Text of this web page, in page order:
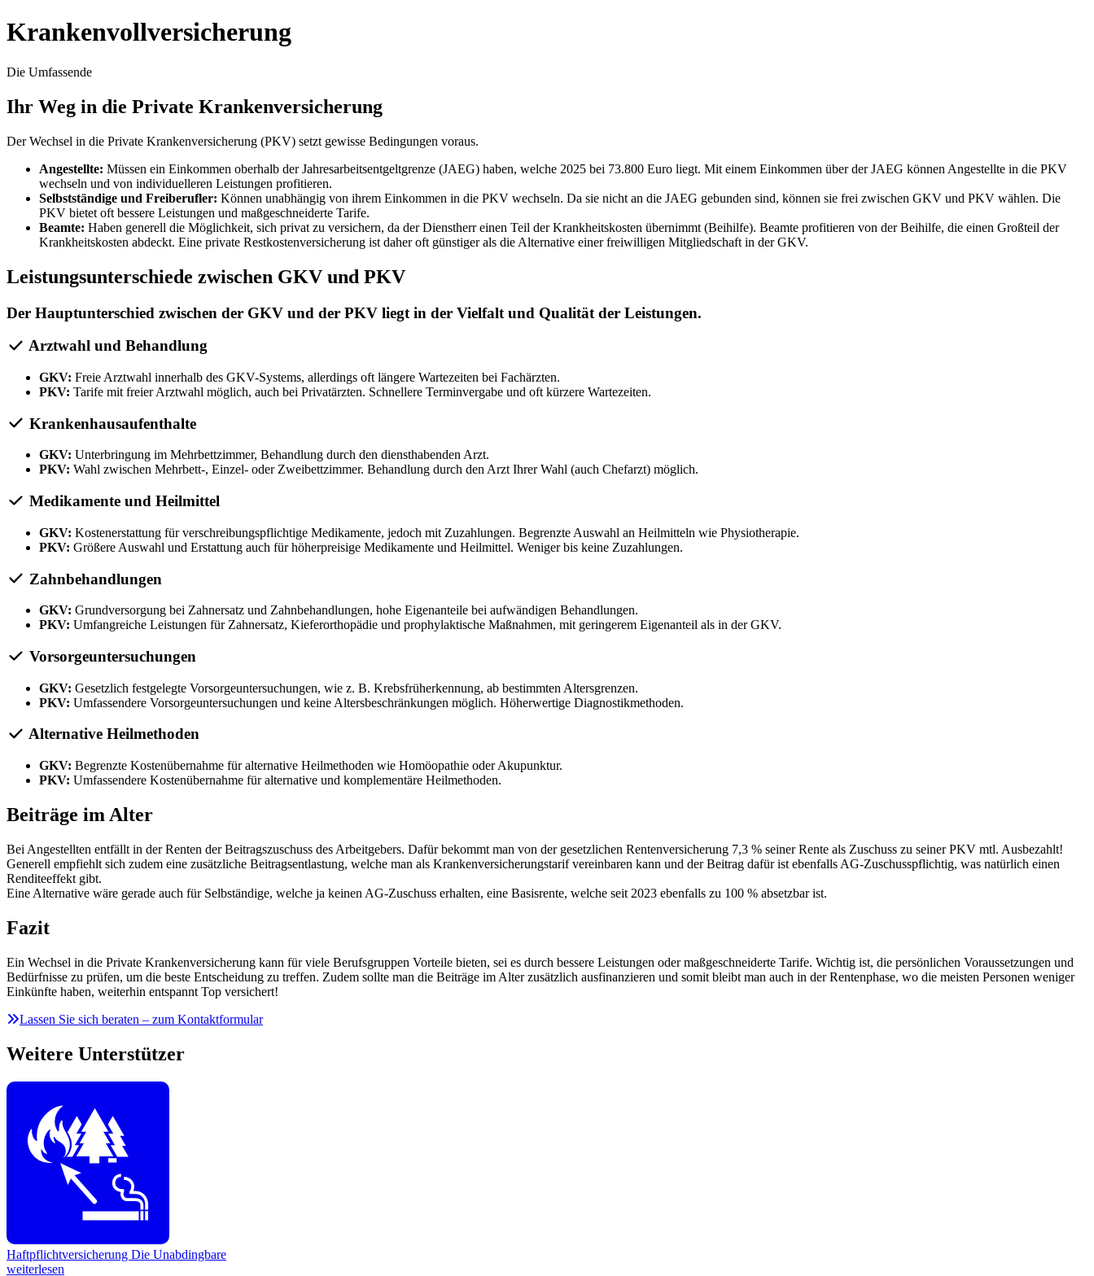
Krankenvollversicherung
Die Umfassende
Ihr Weg in die Private Krankenversicherung
Der Wechsel in die Private Krankenversicherung (PKV) setzt gewisse Bedingungen voraus.
Angestellte: Müssen ein Einkommen oberhalb der Jahresarbeitsentgeltgrenze (JAEG) haben, welche 2025 bei 73.800 Euro liegt. Mit einem Einkommen über der JAEG können Angestellte in die PKV
wechseln und von individuelleren Leistungen profitieren.
Selbstständige und Freiberufler: Können unabhängig von ihrem Einkommen in die PKV wechseln. Da sie nicht an die JAEG gebunden sind, können sie frei zwischen GKV und PKV wählen. Die
PKV bietet oft bessere Leistungen und maßgeschneiderte Tarife.
Beamte: Haben generell die Möglichkeit, sich privat zu versichern, da der Dienstherr einen Teil der Krankheitskosten übernimmt (Beihilfe). Beamte profitieren von der Beihilfe, die einen Großteil der
Krankheitskosten abdeckt. Eine private Restkostenversicherung ist daher oft günstiger als die Alternative einer freiwilligen Mitgliedschaft in der GKV.
Leistungsunterschiede zwischen GKV und PKV
Der Hauptunterschied zwischen der GKV und der PKV liegt in der Vielfalt und Qualität der Leistungen.
Arztwahl und Behandlung
GKV: Freie Arztwahl innerhalb des GKV-Systems, allerdings oft längere Wartezeiten bei Fachärzten.
PKV: Tarife mit freier Arztwahl möglich, auch bei Privatärzten. Schnellere Terminvergabe und oft kürzere Wartezeiten.
Krankenhausaufenthalte
GKV: Unterbringung im Mehrbettzimmer, Behandlung durch den diensthabenden Arzt.
PKV: Wahl zwischen Mehrbett-, Einzel- oder Zweibettzimmer. Behandlung durch den Arzt Ihrer Wahl (auch Chefarzt) möglich.
Medikamente und Heilmittel
GKV: Kostenerstattung für verschreibungspflichtige Medikamente, jedoch mit Zuzahlungen. Begrenzte Auswahl an Heilmitteln wie Physiotherapie.
PKV: Größere Auswahl und Erstattung auch für höherpreisige Medikamente und Heilmittel. Weniger bis keine Zuzahlungen.
Zahnbehandlungen
GKV: Grundversorgung bei Zahnersatz und Zahnbehandlungen, hohe Eigenanteile bei aufwändigen Behandlungen.
PKV: Umfangreiche Leistungen für Zahnersatz, Kieferorthopädie und prophylaktische Maßnahmen, mit geringerem Eigenanteil als in der GKV.
Vorsorgeuntersuchungen
GKV: Gesetzlich festgelegte Vorsorgeuntersuchungen, wie z. B. Krebsfrüherkennung, ab bestimmten Altersgrenzen.
PKV: Umfassendere Vorsorgeuntersuchungen und keine Altersbeschränkungen möglich. Höherwertige Diagnostikmethoden.
Alternative Heilmethoden
GKV: Begrenzte Kostenübernahme für alternative Heilmethoden wie Homöopathie oder Akupunktur.
PKV: Umfassendere Kostenübernahme für alternative und komplementäre Heilmethoden.
Beiträge im Alter
Bei Angestellten entfällt in der Renten der Beitragszuschuss des Arbeitgebers. Dafür bekommt man von der gesetzlichen Rentenversicherung 7,3 % seiner Rente als Zuschuss zu seiner PKV mtl. Ausbezahlt!
Generell empfiehlt sich zudem eine zusätzliche Beitragsentlastung, welche man als Krankenversicherungstarif vereinbaren kann und der Beitrag dafür ist ebenfalls AG-Zuschusspflichtig, was natürlich einen
Renditeeffekt gibt.
Eine Alternative wäre gerade auch für Selbständige, welche ja keinen AG-Zuschuss erhalten, eine Basisrente, welche seit 2023 ebenfalls zu 100 % absetzbar ist.
Fazit
Ein Wechsel in die Private Krankenversicherung kann für viele Berufsgruppen Vorteile bieten, sei es durch bessere Leistungen oder maßgeschneiderte Tarife. Wichtig ist, die persönlichen Voraussetzungen und
Bedürfnisse zu prüfen, um die beste Entscheidung zu treffen. Zudem sollte man die Beiträge im Alter zusätzlich ausfinanzieren und somit bleibt man auch in der Rentenphase, wo die meisten Personen weniger
Einkünfte haben, weiterhin entspannt Top versichert!
Lassen Sie sich beraten – zum Kontaktformular
Weitere Unterstützer
Haftpflichtversicherung Die Unabdingbare
weiterlesen